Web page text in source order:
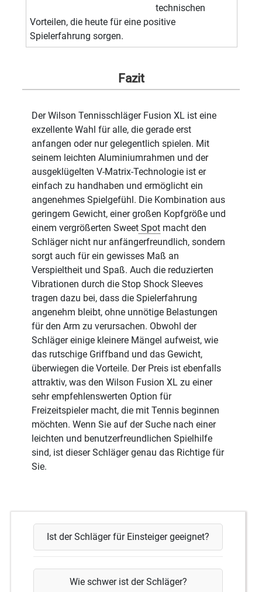
technischen
Vorteilen, die heute für eine positive
Spielerfahrung sorgen.
Fazit
Der Wilson Tennisschläger Fusion XL ist eine
exzellente Wahl für alle, die gerade erst
anfangen oder nur gelegentlich spielen. Mit
seinem leichten Aluminiumrahmen und der
ausgeklügelten V-Matrix-Technologie ist er
einfach zu handhaben und ermöglicht ein
angenehmes Spielgefühl. Die Kombination aus
geringem Gewicht, einer großen Kopfgröße und
einem vergrößerten Sweet Spot macht den
Schläger nicht nur anfängerfreundlich, sondern
sorgt auch für ein gewisses Maß an
Verspieltheit und Spaß. Auch die reduzierten
Vibrationen durch die Stop Shock Sleeves
tragen dazu bei, dass die Spielerfahrung
angenehm bleibt, ohne unnötige Belastungen
für den Arm zu verursachen. Obwohl der
Schläger einige kleinere Mängel aufweist, wie
das rutschige Griffband und das Gewicht,
überwiegen die Vorteile. Der Preis ist ebenfalls
attraktiv, was den Wilson Fusion XL zu einer
sehr empfehlenswerten Option für
Freizeitspieler macht, die mit Tennis beginnen
möchten. Wenn Sie auf der Suche nach einer
leichten und benutzerfreundlichen Spielhilfe
sind, ist dieser Schläger genau das Richtige für
Sie.
Ist der Schläger für Einsteiger geeignet?
Wie schwer ist der Schläger?